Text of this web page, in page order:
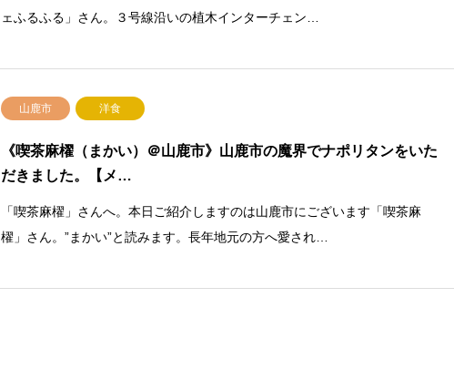
ェふるふる」さん。３号線沿いの植木インターチェン…
山鹿市 洋食
《喫茶麻櫂（まかい）＠山鹿市》山鹿市の魔界でナポリタンをいた
だきました。【メ…
「喫茶麻櫂」さんへ。本日ご紹介しますのは山鹿市にございます「喫茶麻
櫂」さん。”まかい”と読みます。長年地元の方へ愛され…